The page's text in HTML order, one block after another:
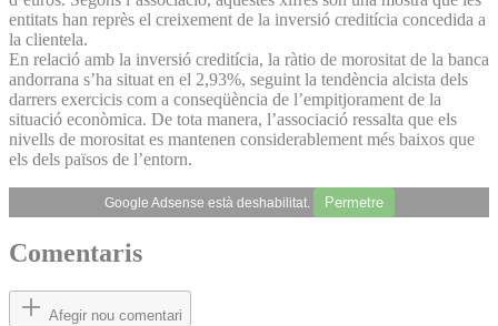
entitats han reprès el creixement de la inversió creditícia concedida a
la clientela.
En relació amb la inversió creditícia, la ràtio de morositat de la banca
andorrana s’ha situat en el 2,93%, seguint la tendència alcista dels
darrers exercicis com a conseqüència de l’empitjorament de la
situació econòmica. De tota manera, l’associació ressalta que els
nivells de morositat es mantenen considerablement més baixos que
els dels països de l’entorn.
Google Adsense està deshabilitat. Permetre
Comentaris
Afegir nou comentari